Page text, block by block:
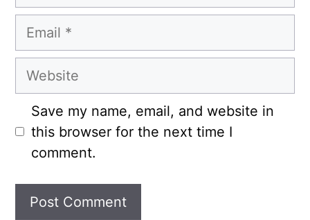
Email
Website
Save my name, email, and website in
this browser for the next time I
comment.